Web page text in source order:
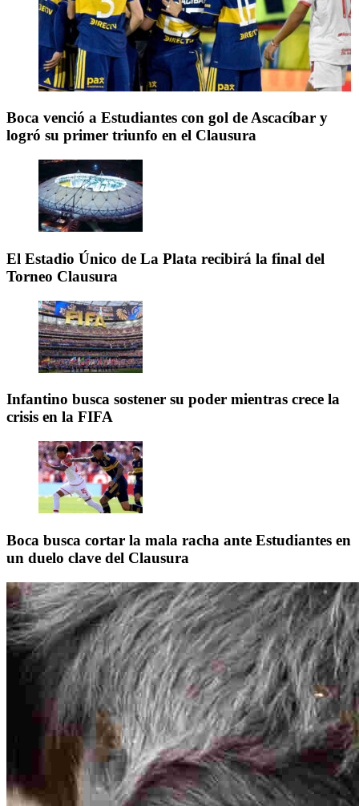
Boca venció a Estudiantes con gol de Ascacíbar y
logró su primer triunfo en el Clausura
El Estadio Único de La Plata recibirá la final del
Torneo Clausura
Infantino busca sostener su poder mientras crece la
crisis en la FIFA
Boca busca cortar la mala racha ante Estudiantes en
un duelo clave del Clausura